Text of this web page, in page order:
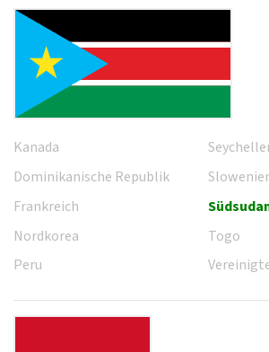
Kanada
Dominikanische Republik
Frankreich
Nordkorea
Peru
Togo